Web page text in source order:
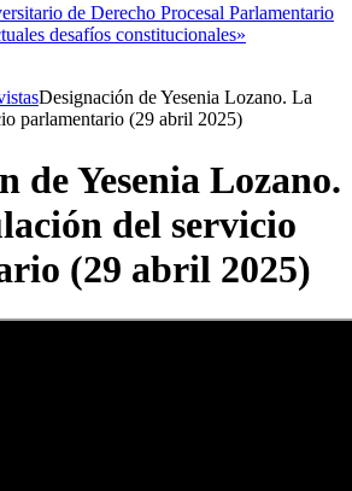
de Derecho Procesal Parlamentario
desafíos constitucionales»
Designación de Yesenia Lozano. La
parlamentario (29 abril 2025)
de Yesenia Lozano.
del servicio
(29 abril 2025)